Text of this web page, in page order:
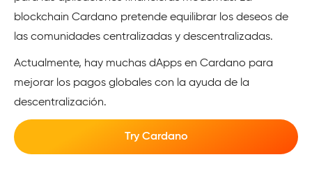
blockchain Cardano pretende equilibrar los deseos de
las comunidades centralizadas y descentralizadas.
Actualmente, hay muchas dApps en Cardano para
mejorar los pagos globales con la ayuda de la
descentralización.
Try Cardano